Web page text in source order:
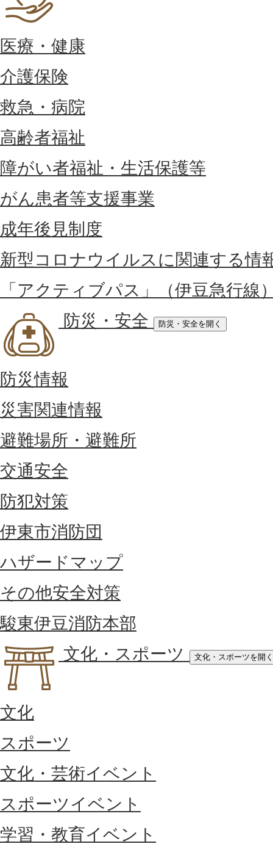
医療・健康
介護保険
救急・病院
高齢者福祉
障がい者福祉・生活保護等
がん患者等支援事業
成年後見制度
新型コロナウイルスに関連する情
「アクティブパス」（伊豆急行線
防災・安全
防災・安全を開く
防災情報
災害関連情報
避難場所・避難所
交通安全
防犯対策
伊東市消防団
ハザードマップ
その他安全対策
駿東伊豆消防本部
文化・スポーツ
文化・スポーツを開く
文化
スポーツ
文化・芸術イベント
スポーツイベント
学習・教育イベント